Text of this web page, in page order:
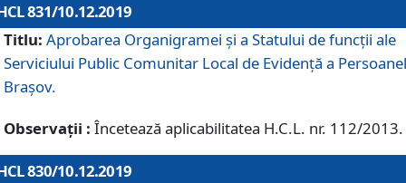
831/10.12.2019
Titlu: Aprobarea Organigramei și a Statului de funcții ale
Serviciului Public Comunitar Local de Evidență a
Brașov.
Observații : Încetează aplicabilitatea H.C.L. nr. 112/2013.
830/10.12.2019